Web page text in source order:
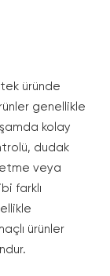
üründe
genellikle
kolay
dudak
veya
farklı
ürünler